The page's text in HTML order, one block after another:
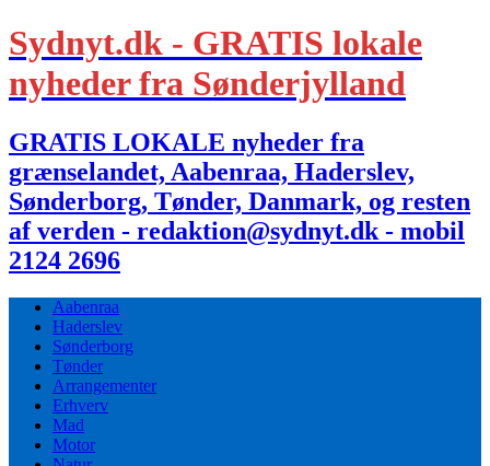
Sydnyt.dk - GRATIS lokale
nyheder fra Sønderjylland
GRATIS LOKALE nyheder fra
grænselandet, Aabenraa, Haderslev,
Sønderborg, Tønder, Danmark, og resten
af verden - redaktion@sydnyt.dk - mobil
2124 2696
Aabenraa
Haderslev
Sønderborg
Tønder
Arrangementer
Erhverv
Mad
Motor